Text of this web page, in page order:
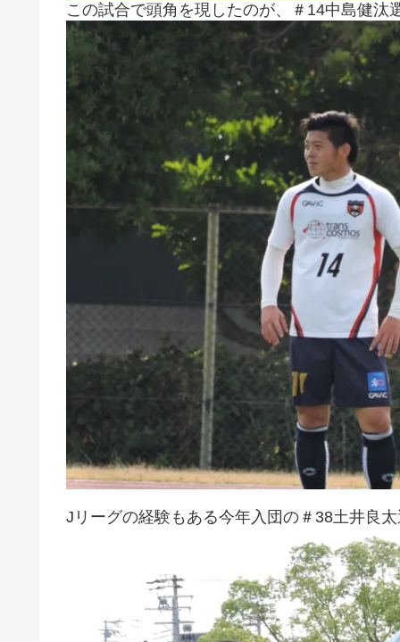
この試合で頭角を現したのが、＃14中島健汰
Jリーグの経験もある今年入団の＃38土井良